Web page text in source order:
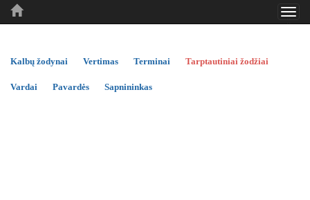
..
..
Kalbų žodynai Vertimas Terminai Tarptautiniai žodžiai
Vardai Pavardės Sapnininkas